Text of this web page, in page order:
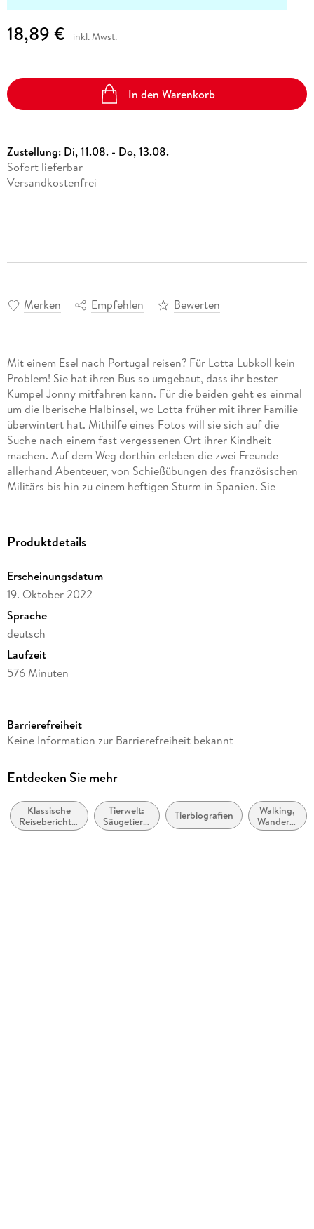
18,89 € inkl. Mwst.
In den Warenkorb
Zustellung: Di, 11.08. - Do, 13.08.
Sofort lieferbar
Versandkostenfrei
Merken Empfehlen Bewerten
Mit einem Esel nach Portugal reisen? Für Lotta Lubkoll kein
Problem! Sie hat ihren Bus so umgebaut, dass ihr bester
Kumpel Jonny mitfahren kann. Für die beiden geht es einmal
um die Iberische Halbinsel, wo Lotta früher mit ihrer Familie
überwintert hat. Mithilfe eines Fotos will sie sich auf die
Suche nach einem fast vergessenen Ort ihrer Kindheit
machen. Auf dem Weg dorthin erleben die zwei Freunde
allerhand Abenteuer, von Schießübungen des französischen
Militärs bis hin zu einem heftigen Sturm in Spanien. Sie
Lesung
Produktdetails
Erscheinungsdatum
19. Oktober 2022
Sprache
deutsch
Laufzeit
576 Minuten
Sprecher/Sprecherin
Verlag/Hersteller
Produktart
CD
Barrierefreiheit
Keine Information zur Barrierefreiheit bekannt
Entdecken Sie mehr
Klassische
Reiseberichte,
Reiseliteratur
Tierwelt:
Säugetiere:
Sachbuch
Tierbiografien
Walking,
Wandern,
Trekking